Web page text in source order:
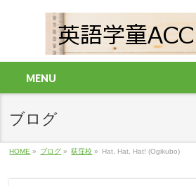
MENU
ブログ
HOME » ブログ » 荻窪校 » Hat, Hat, Hat! (Ogikubo)